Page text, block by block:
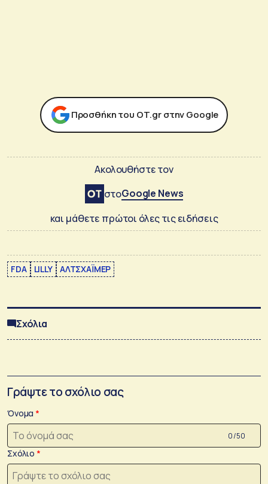
Προσθήκη του ΟΤ.gr στην Google
Ακολουθήστε τον
στοGoogle News
και μάθετε πρώτοι όλες τις ειδήσεις
FDA LILLY ΑΛΤΣΧΑΪΜΕΡ
Σχόλια
Γράψτε το σχόλιο σας
Όνομα
0 /50
Σχόλιο